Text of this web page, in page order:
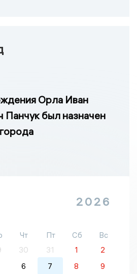
Орла Иван
Панчук был назначен
2026
Чт Пт Сб
Вс
30 31 1
2
6 7 8 9